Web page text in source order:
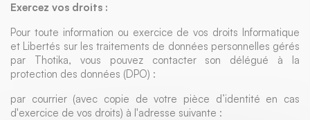
Exercez vos droits :
Pour toute information ou exercice de vos droits Informatique
et Libertés sur les traitements de données personnelles gérés
par Thotika, vous pouvez contacter son délégué à la
protection des données (DPO) :
par courrier (avec copie de votre pièce d’identité en cas
d'exercice de vos droits) à l'adresse suivante :